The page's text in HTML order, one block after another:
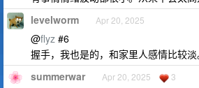
levelworm Apr 20, 2025
@flyz #6
握手，我也是的，和家里人感情比较淡
summerwar Apr 20, 2025 3